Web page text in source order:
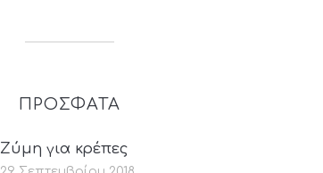
ΠΡΟΣΦΑΤΑ
Ζύμη για κρέπες